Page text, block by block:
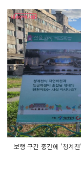
보행 구간 중간에 '청계